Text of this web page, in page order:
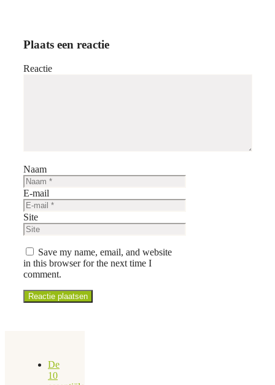
Plaats een reactie
Reactie
Naam
E-mail
Site
Save my name, email, and website
in this browser for the next time I
comment.
De
10